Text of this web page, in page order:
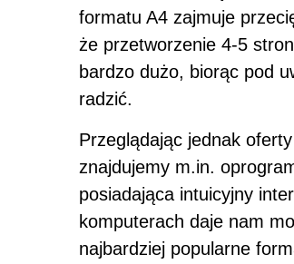
formatu A4 zajmuje
że przetworzenie 4-5
bardzo dużo, biorąc pod
radzić.
Przeglądając jednak
znajdujemy m.in.
posiadająca intuicyjny
komputerach daje nam
najbardziej popularne